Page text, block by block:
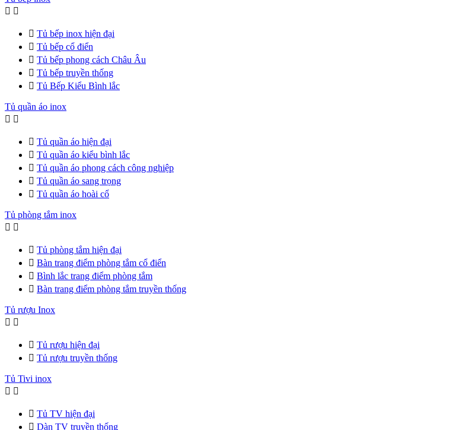
 
 Tủ bếp inox hiện đại
 Tủ bếp cổ điển
 Tủ bếp phong cách Châu Âu
 Tủ bếp truyền thống
 Tủ Bếp Kiểu Bình lắc
Tủ quần áo inox
 
 Tủ quần áo hiện đại
 Tủ quần áo kiểu bình lắc
 Tủ quần áo phong cách công nghiệp
 Tủ quần áo sang trọng
 Tủ quần áo hoài cổ
Tủ phòng tắm inox
 
 Tủ phòng tắm hiện đại
 Bàn trang điểm phòng tắm cổ điển
 Bình lắc trang điểm phòng tắm
 Bàn trang điểm phòng tắm truyền thống
Tủ rượu Inox
 
 Tủ rượu hiện đại
 Tủ rượu truyền thống
Tủ Tivi inox
 
 Tủ TV hiện đại
 Dàn TV truyền thống